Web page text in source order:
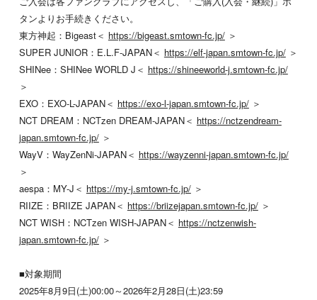
タンよりお手続きください。
東方神起：Bigeast＜ https://bigeast.smtown-fc.jp/＞
SUPER JUNIOR：E.L.F-JAPAN＜ https://elf-japan.smtown-fc.jp/＞
SHINee：SHINee WORLD J＜ https://shineeworld-j.smtown-fc.jp/
＞
EXO：EXO-L-JAPAN＜ https://exo-l-japan.smtown-fc.jp/＞
NCT DREAM：NCTzen DREAM-JAPAN＜ https://nctzendream-
japan.smtown-fc.jp/＞
WayV：WayZenNi-JAPAN＜ https://wayzenni-japan.smtown-fc.jp/
＞
aespa：MY-J＜ https://my-j.smtown-fc.jp/＞
RIIZE：BRIIZE JAPAN＜ https://briizejapan.smtown-fc.jp/＞
NCT WISH：NCTzen WISH-JAPAN＜ https://nctzenwish-
japan.smtown-fc.jp/＞
■対象期間
2025年8月9日(土)00:00～2026年2月28日(土)23:59